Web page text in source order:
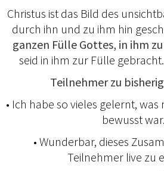
Christus ist das Bild des
durch ihn und zu ihm hin
ganzen Fülle Gottes, in ihm
seid in ihm zur Fülle
Teilnehmer zu
• Ich habe so vieles gelernt,
bewusst war.
• Wunderbar, dieses
Teilnehmer live zu